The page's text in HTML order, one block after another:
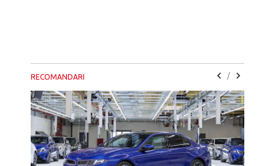
RECOMANDARI /